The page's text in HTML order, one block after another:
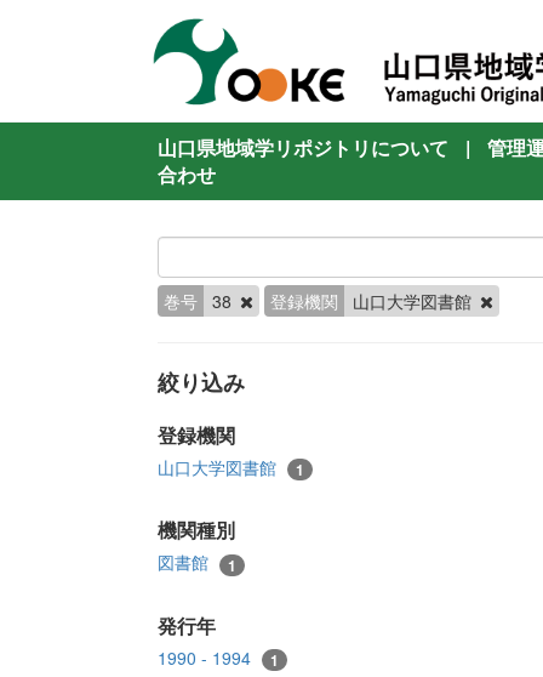
山口県地域学リポジトリについて |
管理
合わせ
巻号 38 登録機関 山口大学図書館
絞り込み
登録機関
山口大学図書館 1
機関種別
図書館 1
発行年
1990 - 1994 1